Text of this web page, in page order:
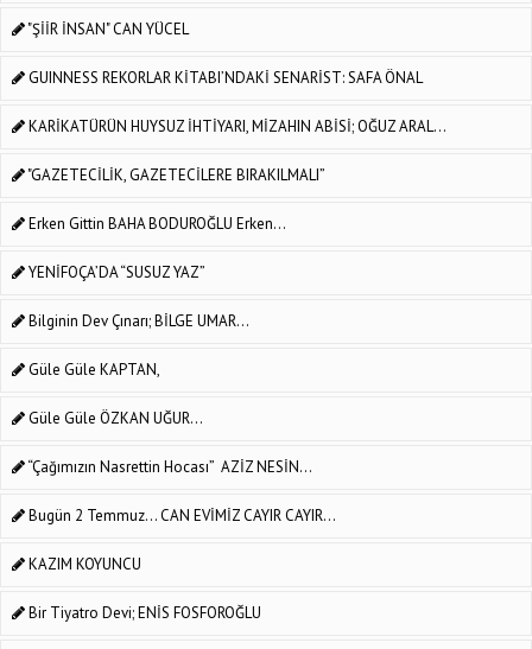
"ŞİİR İNSAN" CAN YÜCEL
GUINNESS REKORLAR KİTABI’NDAKİ SENARİST: SAFA ÖNAL
KARİKATÜRÜN HUYSUZ İHTİYARI, MİZAHIN ABİSİ; OĞUZ ARAL...
"GAZETECİLİK, GAZETECİLERE BIRAKILMALI”
Erken Gittin BAHA BODUROĞLU Erken...
YENİFOÇA’DA “SUSUZ YAZ”
Bilginin Dev Çınarı; BİLGE UMAR...
Güle Güle KAPTAN,
Güle Güle ÖZKAN UĞUR...
“Çağımızın Nasrettin Hocası” AZİZ NESİN...
Bugün 2 Temmuz... CAN EVİMİZ CAYIR CAYIR...
KAZIM KOYUNCU
Bir Tiyatro Devi; ENİS FOSFOROĞLU